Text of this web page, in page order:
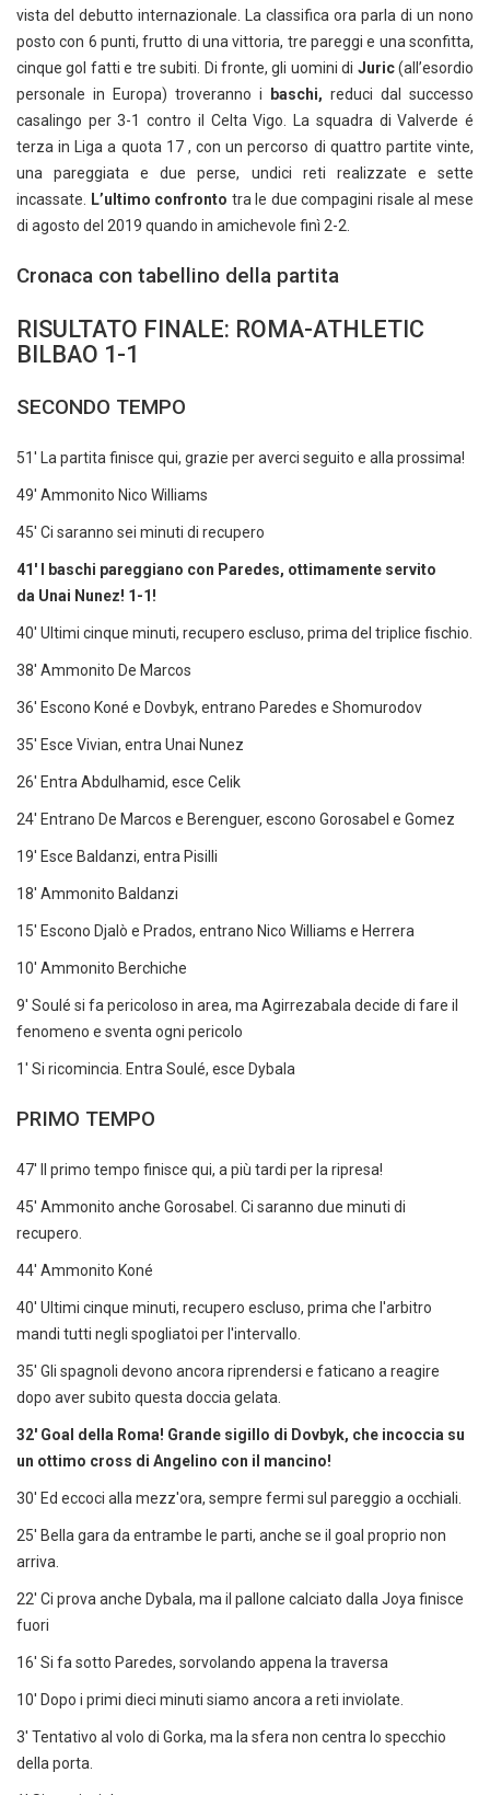
vista del debutto internazionale. La classifica ora parla di un nono
posto con 6 punti, frutto di una vittoria, tre pareggi e una sconfitta,
cinque gol fatti e tre subiti. Di fronte, gli uomini di Juric(all’esordio
personale in Europa) troveranno i
baschi, reduci dal successo
casalingo per 3-1 contro il Celta Vigo. La squadra di Valverde é
terza in Liga a quota 17 , con un percorso di quattro partite vinte,
una pareggiata e due perse, undici reti realizzate e sette
incassate. L’ultimo confronto tra le due compagini risale al mese
di agosto del 2019 quando in amichevole finì 2-2.
Cronaca con tabellino della partita
RISULTATO FINALE: ROMA-ATHLETIC
BILBAO 1-1
SECONDO TEMPO
51' La partita finisce qui, grazie per averci seguito e alla prossima!
49' Ammonito Nico Williams
45' Ci saranno sei minuti di recupero
41' I baschi pareggiano con Paredes, ottimamente servito
da Unai Nunez! 1-1!
40' Ultimi cinque minuti, recupero escluso, prima del triplice fischio.
38' Ammonito De Marcos
36' Escono Koné e Dovbyk, entrano Paredes e Shomurodov
35' Esce Vivian, entra Unai Nunez
26' Entra Abdulhamid, esce Celik
24' Entrano De Marcos e Berenguer, escono Gorosabel e Gomez
19' Esce Baldanzi, entra Pisilli
18' Ammonito Baldanzi
15' Escono Djalò e Prados, entrano Nico Williams e Herrera
10' Ammonito Berchiche
9' Soulé si fa pericoloso in area, ma Agirrezabala decide di fare il
fenomeno e sventa ogni pericolo
1' Si ricomincia. Entra Soulé, esce Dybala
PRIMO TEMPO
47' Il primo tempo finisce qui, a più tardi per la ripresa!
45' Ammonito anche Gorosabel. Ci saranno due minuti di
recupero.
44' Ammonito Koné
40' Ultimi cinque minuti, recupero escluso, prima che l'arbitro
mandi tutti negli spogliatoi per l'intervallo.
35' Gli spagnoli devono ancora riprendersi e faticano a reagire
dopo aver subito questa doccia gelata.
32' Goal della Roma! Grande sigillo di Dovbyk, che incoccia su
un ottimo cross di Angelino con il mancino!
30' Ed eccoci alla mezz'ora, sempre fermi sul pareggio a occhiali.
25' Bella gara da entrambe le parti, anche se il goal proprio non
arriva.
22' Ci prova anche Dybala, ma il pallone calciato dalla Joya finisce
fuori
16' Si fa sotto Paredes, sorvolando appena la traversa
10' Dopo i primi dieci minuti siamo ancora a reti inviolate.
3' Tentativo al volo di Gorka, ma la sfera non centra lo specchio
della porta.